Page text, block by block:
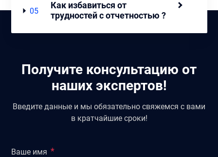
05
Как избавиться от
трудностей с отчетностью ?
Получите консультацию от
наших экспертов!
Введите данные и мы обязательно свяжемся с вами
в кратчайшие сроки!
Ваше имя